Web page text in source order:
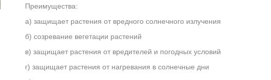
Преимущества:
а) защищает растения от вредного солнечного излучения
б) созревание вегетации растений
в) защищает растения от вредителей и погодных условий
г) защищает растения от нагревания в солнечные дни